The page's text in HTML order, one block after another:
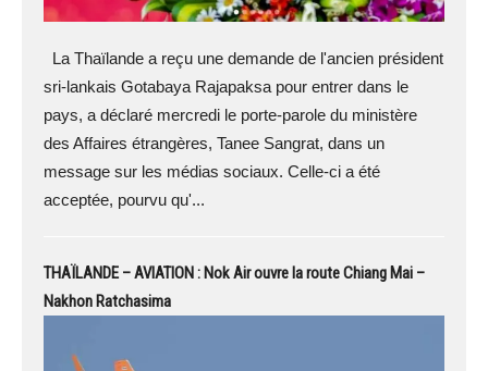
La Thaïlande a reçu une demande de l'ancien président
sri-lankais Gotabaya Rajapaksa pour entrer dans le
pays, a déclaré mercredi le porte-parole du ministère
des Affaires étrangères, Tanee Sangrat, dans un
message sur les médias sociaux. Celle-ci a été
acceptée, pourvu qu'...
THAÏLANDE – AVIATION : Nok Air ouvre la route Chiang Mai –
Nakhon Ratchasima